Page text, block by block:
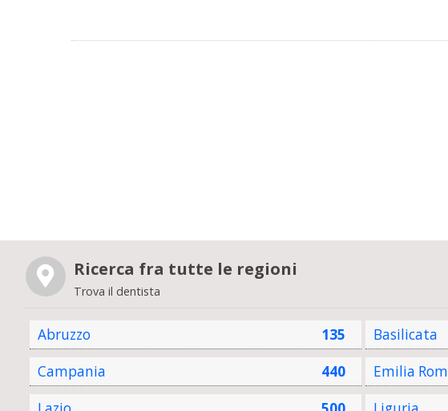
Ricerca fra tutte le regioni
Trova il dentista
Abruzzo 135 Basilicata
Campania
440 Emilia